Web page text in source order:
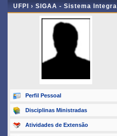
UFPI › SIGAA - Sistema
Perfil Pessoal
Disciplinas Ministradas
Atividades de Extensão